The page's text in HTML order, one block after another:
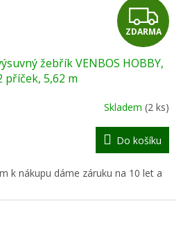
Z
D
A
R
M
A
ZDARMA
žebřík VENBOS HOBBY,
příček, 5,62 m
Skladem (2 ks)
Do košíku
k nákupu dáme záruku na 10 let a